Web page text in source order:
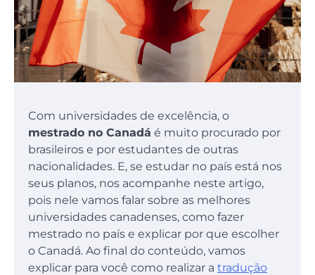
Com universidades de excelência, o
mestrado no Canadá é muito procurado por
brasileiros e por estudantes de outras
nacionalidades. E, se estudar no país está nos
seus planos, nos acompanhe neste artigo,
pois nele vamos falar sobre as melhores
universidades canadenses, como fazer
mestrado no país e explicar por que escolher
o Canadá. Ao final do conteúdo, vamos
explicar para você como realizar a tradução